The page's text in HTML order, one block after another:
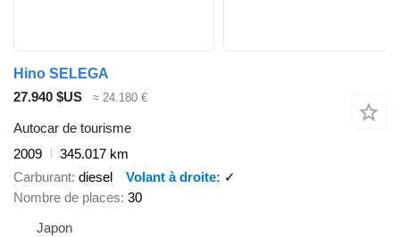
Hino SELEGA
27.940 $US
≈ 24.180 €
Autocar de tourisme
2009
345.017 km
Carburant diesel Volant à droite
✓
Nombre de places 30
Japon